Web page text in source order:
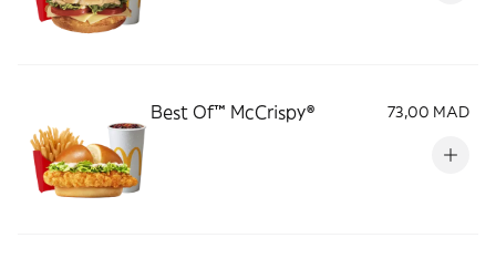
Best Of™️ McCrispy® 73,00 MAD